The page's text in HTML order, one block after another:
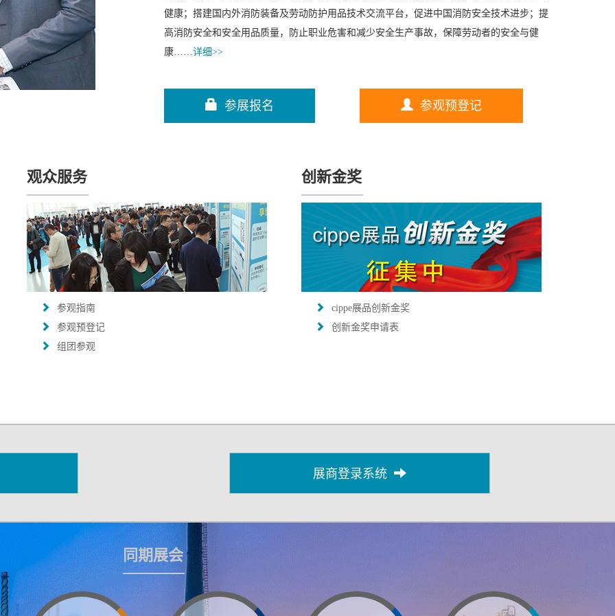
健康；搭建国内外消防装备及劳动防护用品技术交流平台，促进中国消防安全技术进步；提
高消防安全和安全用品质量，防止职业危害和减少安全生产事故，保障劳动者的安全与健
康……详细>>
参展报名 参观预登记
观众服务
参观指南
参观预登记
组团参观
创新金奖
cippe展品创新金奖
创新金奖申请表
展商登录系统
同期展会